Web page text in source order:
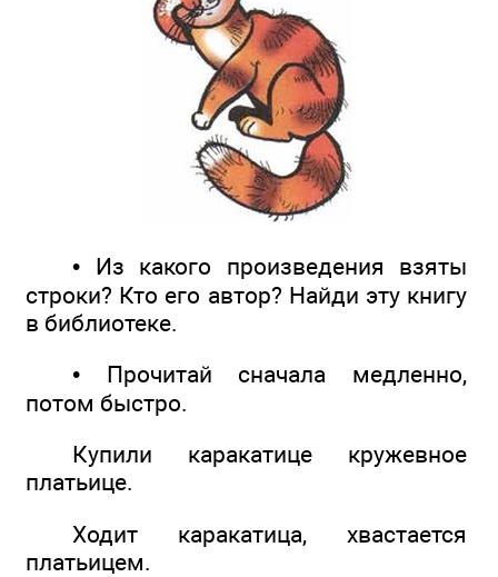
• Из какого произведения взяты
строки? Кто его автор? Найди эту книгу
в библиотеке.
• Прочитай сначала медленно,
потом быстро.
Купили каракатице кружевное
платьице.
Ходит каракатица, хвастается
платьицем.